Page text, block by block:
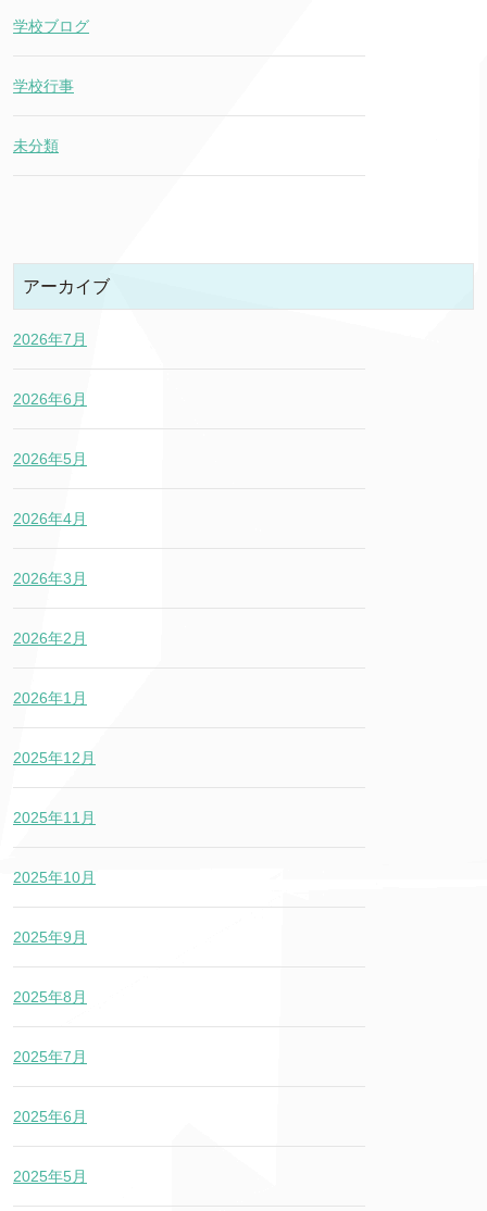
学校ブログ
学校行事
未分類
アーカイブ
2026年7月
2026年6月
2026年5月
2026年4月
2026年3月
2026年2月
2026年1月
2025年12月
2025年11月
2025年10月
2025年9月
2025年8月
2025年7月
2025年6月
2025年5月